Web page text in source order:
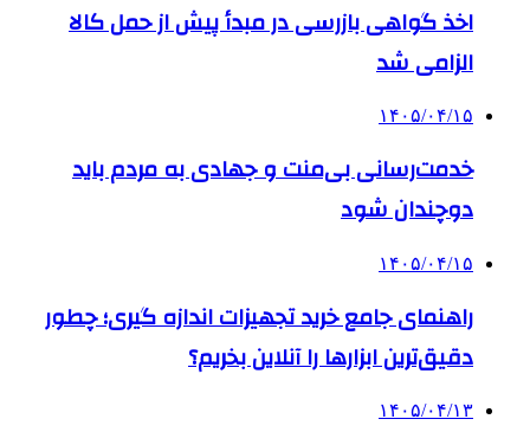
اخذ گواهی بازرسی در مبدأ پیش از حمل کالا
الزامی شد
۱۴۰۵/۰۴/۱۵
خدمت‌رسانی بی‌منت و جهادی به مردم باید
دوچندان شود
۱۴۰۵/۰۴/۱۵
راهنمای جامع خرید تجهیزات اندازه گیری؛ چطور
دقیق‌ترین ابزارها را آنلاین بخریم؟
۱۴۰۵/۰۴/۱۳